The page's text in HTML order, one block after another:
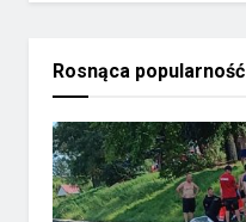
Rosnąca popularność